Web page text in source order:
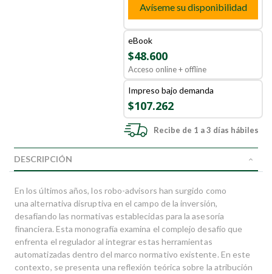
Avíseme su disponibilidad
eBook
$48.600
Acceso online + offline
Impreso bajo demanda
$107.262
Recibe de 1 a 3 días hábiles
DESCRIPCIÓN
En los últimos años, los robo-advisors han surgido como
una alternativa disruptiva en el campo de la inversión,
desafiando las normativas establecidas para la asesoría
financiera. Esta monografía examina el complejo desafío que
enfrenta el regulador al integrar estas herramientas
automatizadas dentro del marco normativo existente. En este
contexto, se presenta una reflexión teórica sobre la atribución